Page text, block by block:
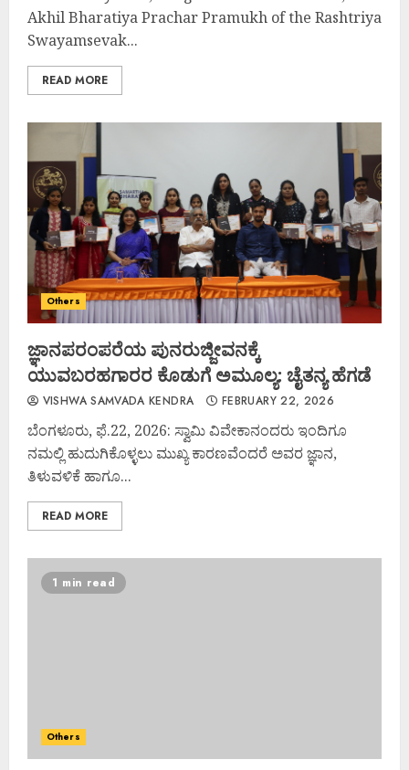
Akhil Bharatiya Prachar Pramukh of the Rashtriya
Swayamsevak...
READ MORE
Others
ಜ್ಞಾನಪರಂಪರೆಯ ಪುನರುಜ್ಜೀವನಕ್ಕೆ
ಯುವಬರಹಗಾರರ ಕೊಡುಗೆ ಅಮೂಲ್ಯ: ಚೈತನ್ಯ ಹೆಗಡೆ
VISHWA SAMVADA KENDRA FEBRUARY 22, 2026
ಬೆಂಗಳೂರು, ಫೆ.22, 2026: ಸ್ವಾಮಿ ವಿವೇಕಾನಂದರು ಇಂದಿಗೂ
ನಮಲ್ಲಿ ಹುದುಗಿಕೊಳ್ಳಲು ಮುಖ್ಯ ಕಾರಣವೆಂದರೆ ಅವರ ಜ್ಞಾನ,
ತಿಳುವಳಿಕೆ ಹಾಗೂ...
READ MORE
1 min read
Others